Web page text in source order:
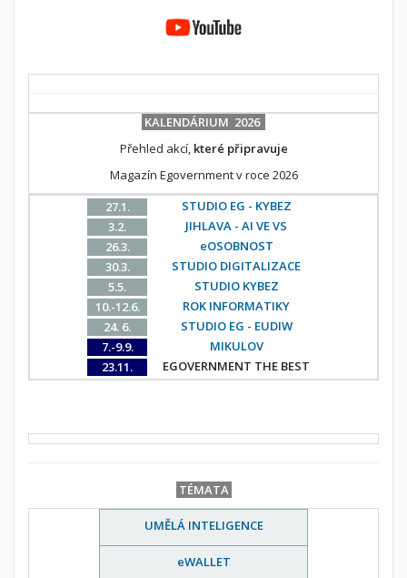
KALENDÁRIUM 2026
Přehled akcí, které připravuje
Magazín Egovernment v roce 2026
27.1.
STUDIO EG - KYBEZ
3.2.
JIHLAVA - AI VE VS
26.3.
eOSOBNOST
30.3.
STUDIO DIGITALIZACE
5.5.
STUDIO KYBEZ
10.-12.6.
ROK INFORMATIKY
24. 6.
STUDIO EG - EUDIW
7.-9.9.
MIKULOV
23.11.
EGOVERNMENT THE BEST
TÉMATA
UMĚLÁ INTELIGENCE
eWALLET